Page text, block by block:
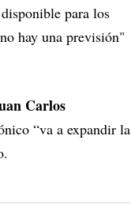
para los
hay una previsión"
Carlos
“va a expandir la